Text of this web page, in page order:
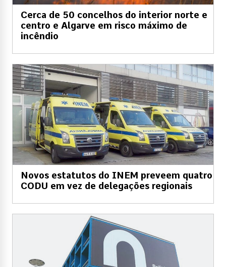
Cerca de 50 concelhos do interior norte e
centro e Algarve em risco máximo de
incêndio
Novos estatutos do INEM preveem quatro
CODU em vez de delegações regionais